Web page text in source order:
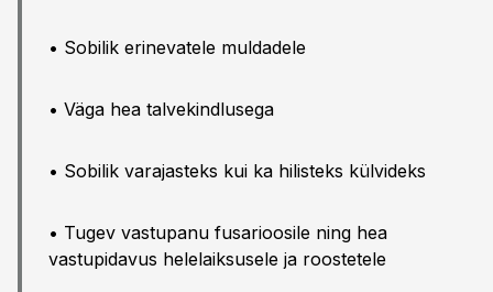
• Sobilik erinevatele muldadele
• Väga hea talvekindlusega
• Sobilik varajasteks kui ka hilisteks külvideks
• Tugev vastupanu fusarioosile ning hea
vastupidavus helelaiksusele ja roostetele